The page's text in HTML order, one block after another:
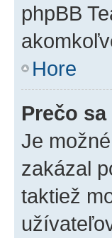
phpBB
Hore
Prečo
Je
zakázal
taktiež